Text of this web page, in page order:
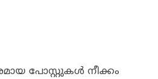
പോസ്റ്റുകള്‍ നീക്കം